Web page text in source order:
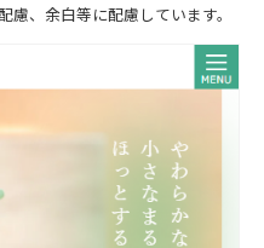
、余白等に配慮しています。